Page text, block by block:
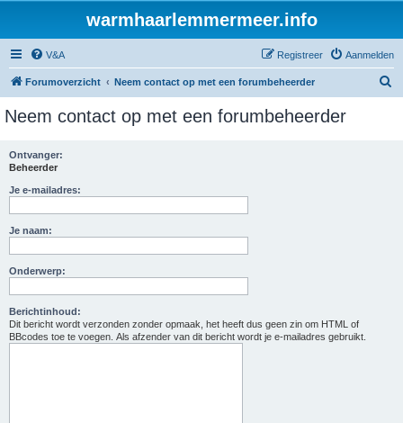
warmhaarlemmermeer.info
V&A Aanmelden
Registreer
Forumoverzicht Neem contact op met een forumbeheerder
Neem contact op met een forumbeheerder
Ontvanger:
Beheerder
Je e-mailadres:
Je naam:
Onderwerp:
Berichtinhoud:
Dit bericht wordt verzonden zonder opmaak, het heeft dus geen zin om HTML of
BBcodes toe te voegen. Als afzender van dit bericht wordt je e-mailadres gebruikt.